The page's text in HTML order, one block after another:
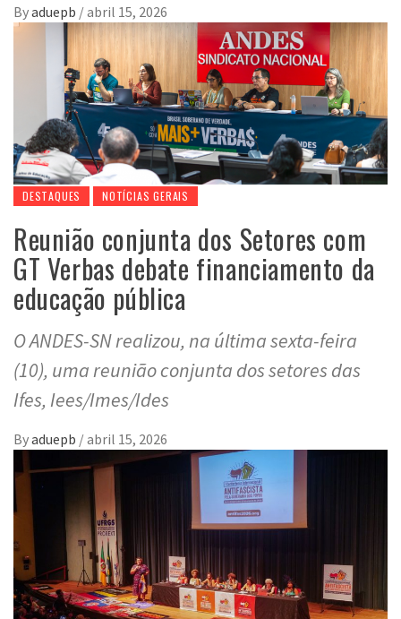
Byaduepb /abril 15, 2026
DESTAQUES NOTÍCIAS GERAIS
Reunião conjunta dos Setores com
GT Verbas debate financiamento da
educação pública
O ANDES-SN realizou, na última sexta-feira
(10), uma reunião conjunta dos setores das
Ifes, Iees/Imes/Ides
Byaduepb /abril 15, 2026